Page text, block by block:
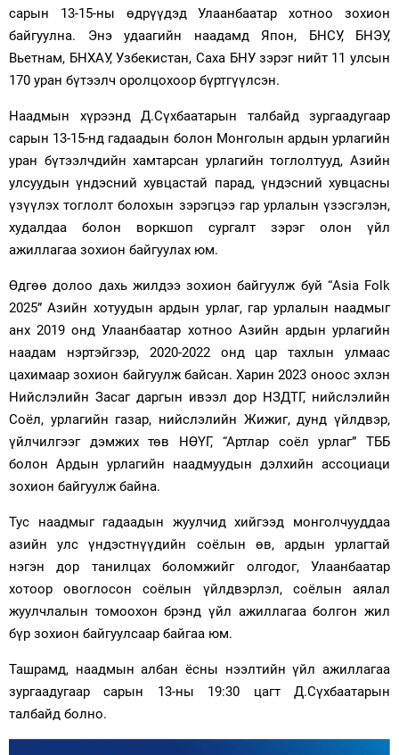
сарын 13-15-ны өдрүүдэд Улаанбаатар хотноо зохион
байгуулна. Энэ удаагийн наадамд Япон, БНСУ, БНЭУ,
Вьетнам, БНХАУ, Узбекистан, Саха БНУ зэрэг нийт 11 улсын
170 уран бүтээлч оролцохоор бүртгүүлсэн.
Наадмын хүрээнд Д.Сүхбаатарын талбайд зургаадугаар
сарын 13-15-нд гадаадын болон Монголын ардын урлагийн
уран бүтээлчдийн хамтарсан урлагийн тоглолтууд, Азийн
улсуудын үндэсний хувцастай парад, үндэсний хувцасны
үзүүлэх тоглолт болохын зэрэгцээ гар урлалын үзэсгэлэн,
худалдаа болон воркшоп сургалт зэрэг олон үйл
ажиллагаа зохион байгуулах юм.
Өдгөө долоо дахь жилдээ зохион байгуулж буй “Asia Folk
2025” Азийн хотуудын ардын урлаг, гар урлалын наадмыг
анх 2019 онд Улаанбаатар хотноо Азийн ардын урлагийн
наадам нэртэйгээр, 2020-2022 онд цар тахлын улмаас
цахимаар зохион байгуулж байсан. Харин 2023 оноос эхлэн
Нийслэлийн Засаг даргын ивээл дор НЗДТГ, нийслэлийн
Соёл, урлагийн газар, нийслэлийн Жижиг, дунд үйлдвэр,
үйлчилгээг дэмжих төв НӨҮГ, “Артлар соёл урлаг” ТББ
болон Ардын урлагийн наадмуудын дэлхийн ассоциаци
зохион байгуулж байна.
Тус наадмыг гадаадын жуулчид хийгээд монголчууддаа
азийн улс үндэстнүүдийн соёлын өв, ардын урлагтай
нэгэн дор танилцах боломжийг олгодог, Улаанбаатар
хотоор овоглосон соёлын үйлдвэрлэл, соёлын аялал
жуулчлалын томоохон брэнд үйл ажиллагаа болгон жил
бүр зохион байгуулсаар байгаа юм.
Ташрамд, наадмын албан ёсны нээлтийн үйл ажиллагаа
зургаадугаар сарын 13-ны 19:30 цагт Д.Сүхбаатарын
талбайд болно.